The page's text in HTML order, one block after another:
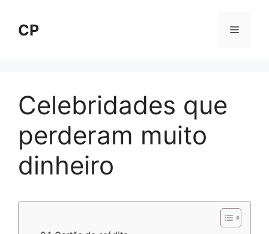
CP Menu
Celebridades que
perderam muito
dinheiro